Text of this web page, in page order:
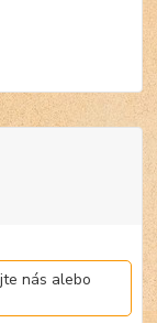
nás alebo